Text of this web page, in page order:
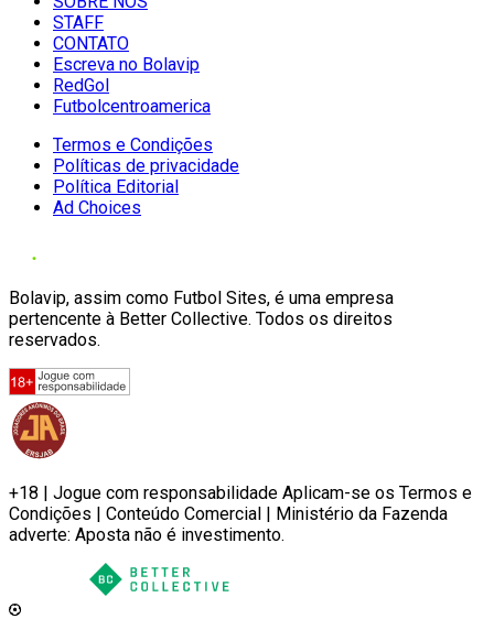
STAFF
CONTATO
Escreva no Bolavip
RedGol
Futbolcentroamerica
Termos e Condições
Políticas de privacidade
Política Editorial
Ad Choices
Bolavip, assim como Futbol Sites, é uma empresa
pertencente à Better Collective. Todos os direitos
reservados.
+18 | Jogue com responsabilidade Aplicam-se os Termos e
Condições | Conteúdo Comercial | Ministério da Fazenda
adverte: Aposta não é investimento.